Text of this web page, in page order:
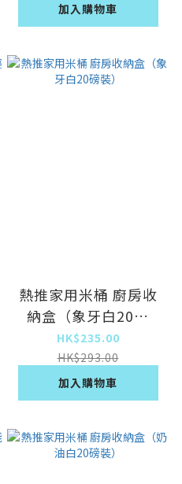
加入購物車
熱推家用米桶 廚房收
納盒（象牙白20磅
裝）
HK$235.00
HK$293.00
加入購物車